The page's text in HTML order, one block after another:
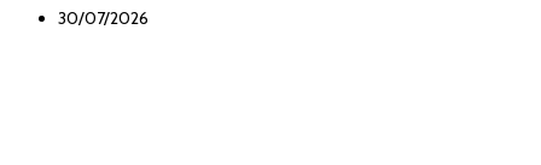
30/07/2026